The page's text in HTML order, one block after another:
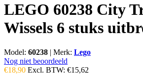
LEGO 60238 City
Wissels 6 stuks
Model: 60238 | Merk: Lego
Nog niet beoordeeld
€18,90 Excl. BTW: €15,62